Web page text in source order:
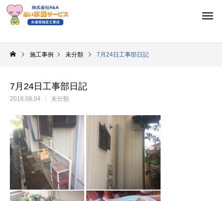
施工事例 未分類 7月24日工事部日記
7月24日工事部日記
2016.08.04 未分類